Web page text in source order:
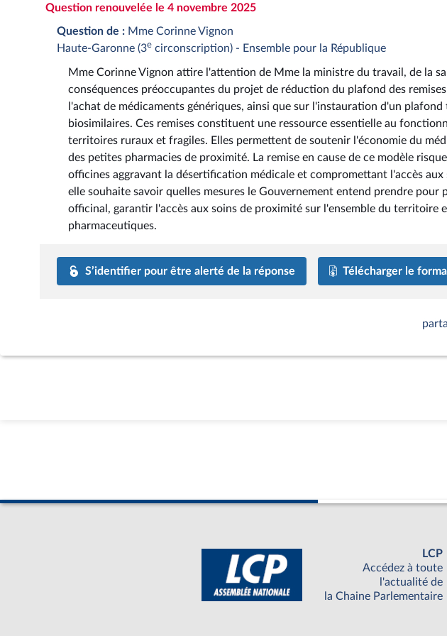
Question renouvelée le 4 novembre 2025
Question de : Mme Corinne Vignon
Haute-Garonne (3e circonscription) - Ensemble pour la République
Mme Corinne Vignon attire l'attention de Mme la ministre du travail, de la
conséquences préoccupantes du projet de réduction du plafond des
l'achat de médicaments génériques, ainsi que sur l'instauration d'un
biosimilaires. Ces remises constituent une ressource essentielle au
territoires ruraux et fragiles. Elles permettent de soutenir l'économie du
des petites pharmacies de proximité. La remise en cause de ce modèle
officines aggravant la désertification médicale et compromettant l'accès aux
elle souhaite savoir quelles mesures le Gouvernement entend prendre pour
officinal, garantir l'accès aux soins de proximité sur l'ensemble du territoire
pharmaceutiques.
S’identifier pour être alerté de la réponse Télécharger le
LCP
Accédez à toute
l'actualité de
la Chaine Parlementaire